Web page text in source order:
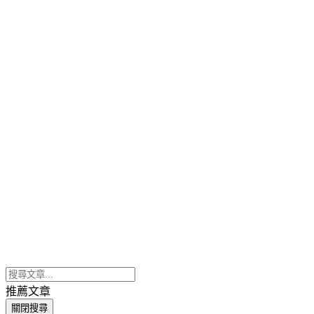
推薦文章
關閉搜尋